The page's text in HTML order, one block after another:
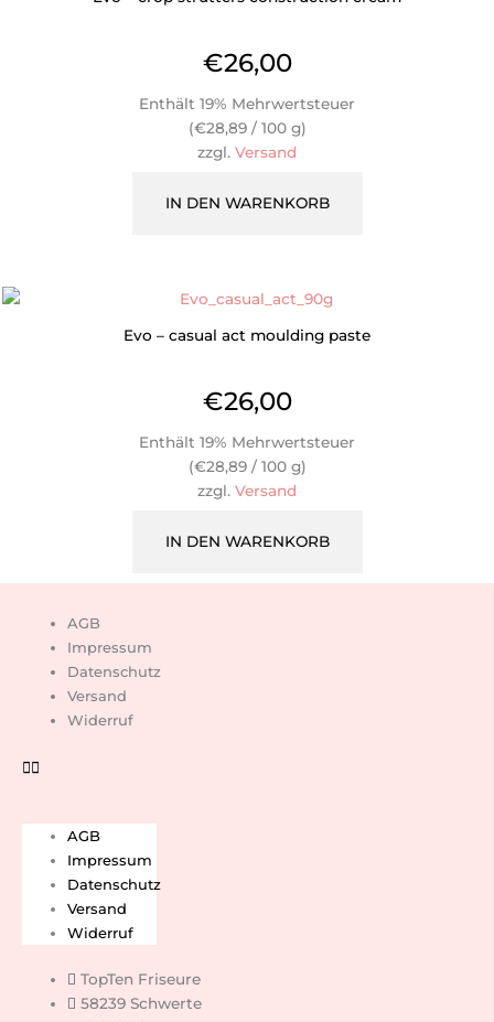
€26,00
Enthält 19% Mehrwertsteuer
(€28,89/ 100 g)
zzgl. Versand
IN DEN WARENKORB
Evo – casual act moulding paste
€26,00
Enthält 19% Mehrwertsteuer
(€28,89/ 100 g)
zzgl. Versand
IN DEN WARENKORB
AGB
Impressum
Datenschutz
Versand
Widerruf
AGB
Impressum
Datenschutz
Versand
Widerruf
TopTen Friseure
58239 Schwerte